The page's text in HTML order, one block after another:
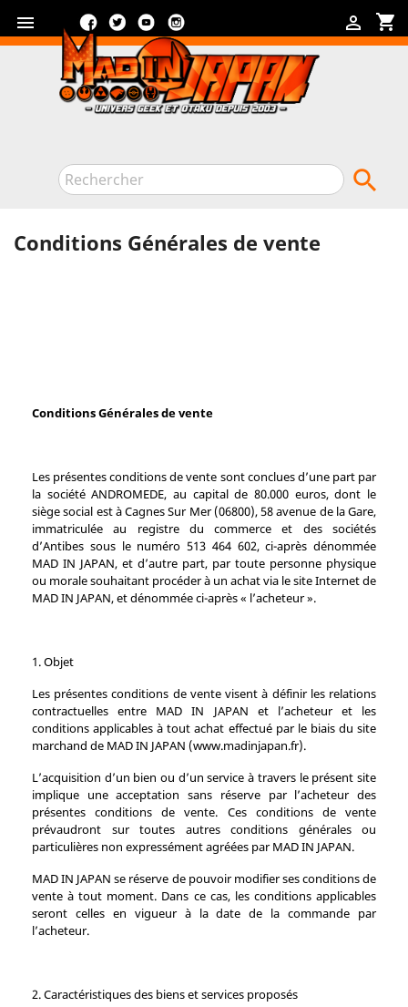
 shopping_cart

FacebookTwitterYouTube

Conditions Générales de vente
Conditions Générales de vente
Les présentes conditions de vente sont conclues d’une part par
la société ANDROMEDE, au capital de 80.000 euros, dont le
siège social est à Cagnes Sur Mer (06800), 58 avenue de la Gare,
immatriculée au registre du commerce et des sociétés
d’Antibes sous le numéro 513 464 602, ci-après dénommée
MAD IN JAPAN, et d’autre part, par toute personne physique
ou morale souhaitant procéder à un achat via le site Internet de
MAD IN JAPAN, et dénommée ci-après « l’acheteur ».
1. Objet
Les présentes conditions de vente visent à définir les relations
contractuelles entre MAD IN JAPAN et l’acheteur et les
conditions applicables à tout achat effectué par le biais du site
marchand de MAD IN JAPAN (www.madinjapan.fr).
L’acquisition d’un bien ou d’un service à travers le présent site
implique une acceptation sans réserve par l’acheteur des
présentes conditions de vente. Ces conditions de vente
prévaudront sur toutes autres conditions générales ou
particulières non expressément agréées par MAD IN JAPAN.
MAD IN JAPAN se réserve de pouvoir modifier ses conditions de
vente à tout moment. Dans ce cas, les conditions applicables
seront celles en vigueur à la date de la commande par
l’acheteur.
2. Caractéristiques des biens et services proposés